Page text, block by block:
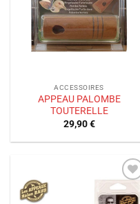
souhaits
ACCESSOIRES
APPEAU PALOMBE
TOUTERELLE
29,90€
Ajouter
à la liste